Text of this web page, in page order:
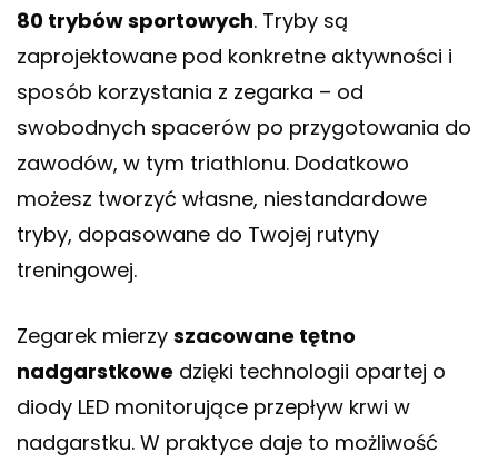
80 trybów sportowych. Tryby są
zaprojektowane pod konkretne aktywności i
sposób korzystania z zegarka – od
swobodnych spacerów po przygotowania do
zawodów, w tym triathlonu. Dodatkowo
możesz tworzyć własne, niestandardowe
tryby, dopasowane do Twojej rutyny
treningowej.
Zegarek mierzy szacowane tętno
nadgarstkowe dzięki technologii opartej o
diody LED monitorujące przepływ krwi w
nadgarstku. W praktyce daje to możliwość